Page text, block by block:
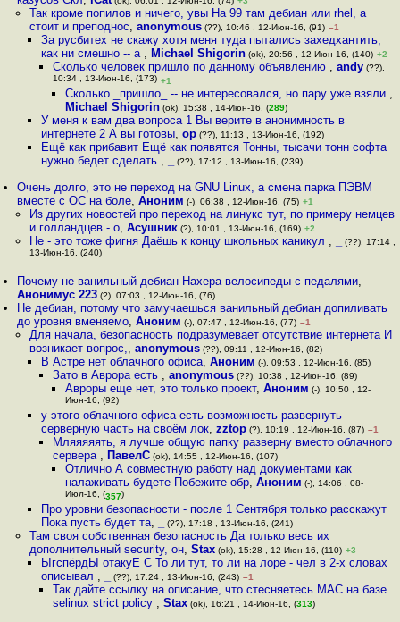
Так кроме попилов и ничего, увы На 99 там дебиан или rhel, а
стоит и преподнос, anonymous(??), 10:46 , 12-Июн-16, (91) –1
За русбитех не скажу хотя меня туда пытались захедхантить,
как ни смешно -- а , Michael Shigorin(ok), 20:56 , 12-Июн-16, (140) +2
Сколько человек пришло по данному объявлению ,andy (??),
10:34 , 13-Июн-16, (173) +1
Сколько _пришло_ -- не интересовался, но пару уже взяли ,
Michael Shigorin(ok), 15:38 , 14-Июн-16, (289)
У меня к вам два вопроса 1 Вы верите в анонимность в
интернете 2 А вы готовы, op(??), 11:13 , 13-Июн-16, (192)
Ещё как прибавит Ещё как появятся Тонны, тысачи тонн софта
нужно бедет сделать , (??), 17:12 , 13-Июн-16, (239)
Очень долго, это не переход на GNU Linux, а смена парка ПЭВМ
вместе с ОС на боле,Аноним (-), 06:38 , 12-Июн-16, (75) +1
Из других новостей про переход на линукс тут, по примеру немцев
и голландцев - о, Асушник(?), 10:01 , 13-Июн-16, (169) +2
Не - это тоже фигня Даёшь к концу школьных каникул , (??), 17:14 ,
13-Июн-16, (240)
Почему не ванильный дебиан Нахера велосипеды с педалями,
Анонимус 223 (?), 07:03 , 12-Июн-16, (76)
Не дебиан, потому что замучаешься ванильный дебиан допиливать
до уровня вменяемо,Аноним (-), 07:47 , 12-Июн-16, (77) –1
Для начала, безопасность подразумевает отсутствие интернета И
возникает вопрос,, anonymous(??), 09:11 , 12-Июн-16, (82)
В Астре нет облачного офиса, Аноним (-), 09:53 , 12-Июн-16, (85)
Зато в Аврора есть ,anonymous (??), 10:38 , 12-Июн-16, (89)
Авроры еще нет, это только проект, Аноним (-), 10:50 , 12-
Июн-16, (92)
у этого облачного офиса есть возможность развернуть
серверную часть на своём лок, zztop(?), 10:19 , 12-Июн-16, (87) –1
Мляяяяять, я лучше общую папку разверну вместо облачного
сервера , ПавелС (ok), 14:55 , 12-Июн-16, (107)
Отлично А совместную работу над документами как
налаживать будете Побежите обр, Аноним (-), 14:06 , 08-
Июл-16, (357)
Про уровни безопасности - после 1 Сентября только расскажут
Пока пусть будет та, (??), 17:18 , 13-Июн-16, (241)
Там своя собственная безопасность Да только весь их
дополнительный security, он, Stax(ok), 15:28 , 12-Июн-16, (110) +3
ЫгспёрдЫ отакуЕ С То ли тут, то ли на лоре - чел в 2-х словах
описывал , (??), 17:24 , 13-Июн-16, (243) –1
Так дайте ссылку на описание, что стесняетесь MAC на базе
selinux strict policy ,Stax (ok), 16:21 , 14-Июн-16, (313)